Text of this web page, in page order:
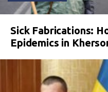
Sick Fabrications:
Epidemics in